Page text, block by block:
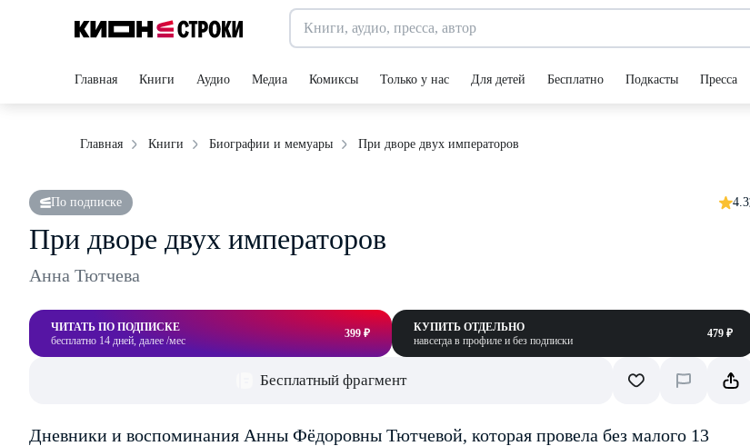
Главная Книги Аудио Медиа Комиксы Только у нас Для детей Бесплатно Подкасты Пресса
Главная Книги Биографии и мемуары При дворе двух императоров
По подписке 4.3
При дворе двух императоров
Анна Тютчева
ЧИТАТЬ ПО ПОДПИСКЕ
бесплатно 14 дней, далее /мес
399 ₽
КУПИТЬ ОТДЕЛЬНО
навсегда в профиле и без подписки
479 ₽
Бесплатный фрагмент
Дневники и воспоминания Анны Фёдоровны Тютчевой, которая провела без малого 13